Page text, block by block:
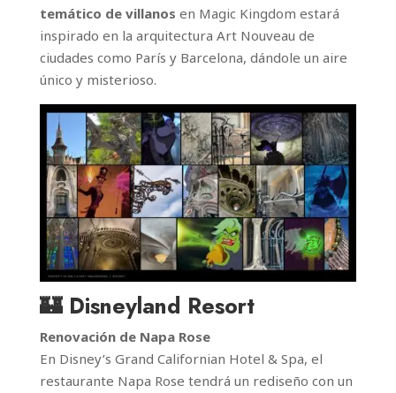
temático de villanos en Magic Kingdom estará
inspirado en la arquitectura Art Nouveau de
ciudades como París y Barcelona, dándole un aire
único y misterioso.
🏰 Disneyland Resort
Renovación de Napa Rose
En Disney’s Grand Californian Hotel & Spa, el
restaurante Napa Rose tendrá un rediseño con un